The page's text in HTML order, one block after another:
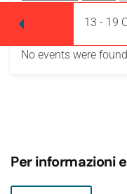
13 - 19
No events were found
Per informazioni